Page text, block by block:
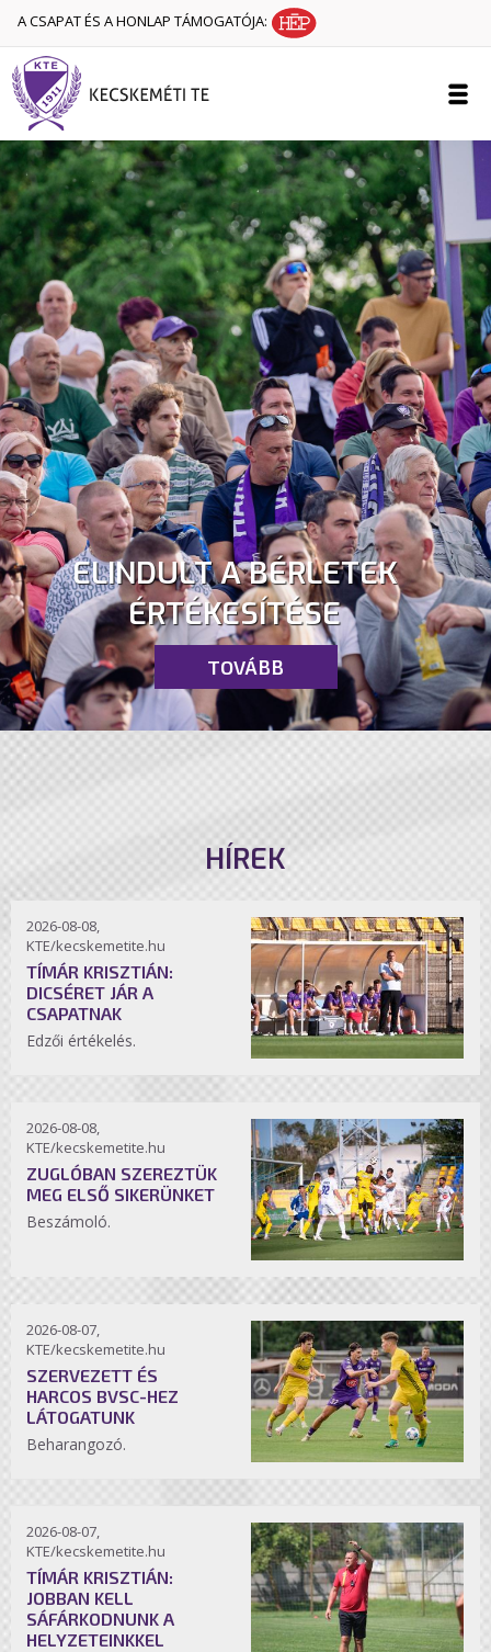
A CSAPAT ÉS A HONLAP TÁMOGATÓJA:
ELINDULT A BÉRLETEK
ÉRTÉKESÍTÉSE
TOVÁBB
HÍREK
2026-08-08,
KTE/kecskemetite.hu
TÍMÁR KRISZTIÁN:
DICSÉRET JÁR A
CSAPATNAK
Edzői értékelés.
2026-08-08,
KTE/kecskemetite.hu
ZUGLÓBAN SZEREZTÜK
MEG ELSŐ SIKERÜNKET
Beszámoló.
2026-08-07,
KTE/kecskemetite.hu
SZERVEZETT ÉS
HARCOS BVSC-HEZ
LÁTOGATUNK
Beharangozó.
2026-08-07,
KTE/kecskemetite.hu
TÍMÁR KRISZTIÁN:
JOBBAN KELL
SÁFÁRKODNUNK A
HELYZETEINKKEL